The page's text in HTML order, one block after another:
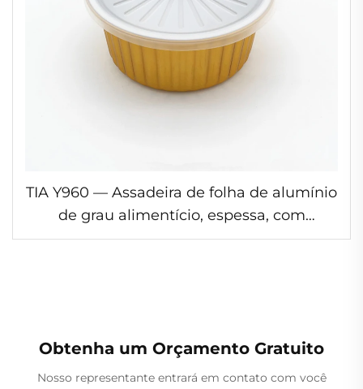
TIA Y960 — Assadeira de folha de alumínio
de grau alimentício, espessa, com
capacidade de 960 ml, cor dourada, não
Obtenha um Orçamento Gratuito
Nosso representante entrará em contato com você